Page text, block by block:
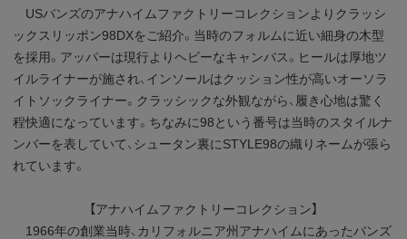
USバンズのアナハイムファクトリーコレクションよりクラッシ
ックスリッポン98DXをご紹介。当時のフォルムに近い細身の木型
を採用。アッパーは現行よりヘビーなキャンバス。ヒールは厚地ツ
イルライナーが施され、インソールはクッション性が高いオーソラ
イトソックライナー。クラッシックな外観ながら、履き心地は驚く
程快適になっています。ちなみに98という番号は当時のスタイルナ
ンバーを表していて、シュータン裏にSTYLE98の織りネームが張ら
れています。
【アナハイムファクトリーコレクション】
1966年の創業当時、カリフォルニア州アナハイムにあったバンズ